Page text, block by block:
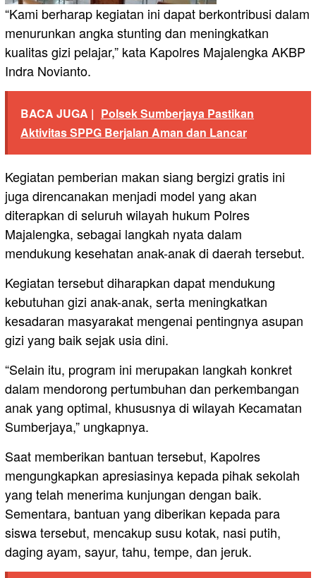
“Kami berharap kegiatan ini dapat berkontribusi dalam
menurunkan angka stunting dan meningkatkan
kualitas gizi pelajar,” kata Kapolres Majalengka AKBP
Indra Novianto.
BACA JUGA | Polsek Sumberjaya Pastikan
Aktivitas SPPG Berjalan Aman dan Lancar
Kegiatan pemberian makan siang bergizi gratis ini
juga direncanakan menjadi model yang akan
diterapkan di seluruh wilayah hukum Polres
Majalengka, sebagai langkah nyata dalam
mendukung kesehatan anak-anak di daerah tersebut.
Kegiatan tersebut diharapkan dapat mendukung
kebutuhan gizi anak-anak, serta meningkatkan
kesadaran masyarakat mengenai pentingnya asupan
gizi yang baik sejak usia dini.
“Selain itu, program ini merupakan langkah konkret
dalam mendorong pertumbuhan dan perkembangan
anak yang optimal, khususnya di wilayah Kecamatan
Sumberjaya,” ungkapnya.
Saat memberikan bantuan tersebut, Kapolres
mengungkapkan apresiasinya kepada pihak sekolah
yang telah menerima kunjungan dengan baik.
Sementara, bantuan yang diberikan kepada para
siswa tersebut, mencakup susu kotak, nasi putih,
daging ayam, sayur, tahu, tempe, dan jeruk.